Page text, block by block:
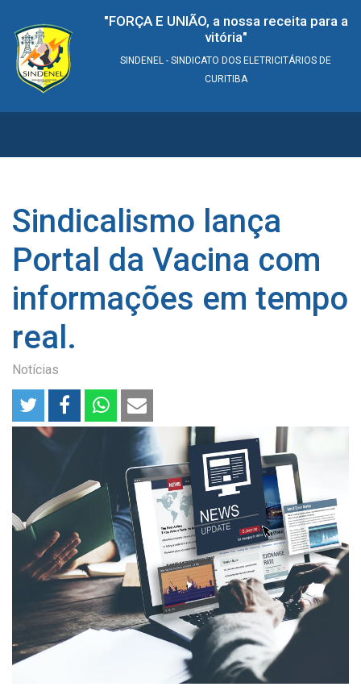
"FORÇA E UNIÃO, a nossa receita para a
vitória"
SINDENEL - SINDICATO DOS ELETRICITÁRIOS DE
CURITIBA
Sindicalismo lança
Portal da Vacina com
informações em tempo
real.
Notícias